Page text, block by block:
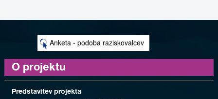
Anketa - podoba raziskovalcev
O projektu
Predstavitev projekta